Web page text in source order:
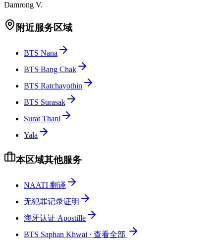
Damrong V.
附近服务区域
BTS Nana
BTS Bang Chak
BTS Ratchayothin
BTS Surasak
Surat Thani
Yala
本区域其他服务
NAATI 翻译
无犯罪记录证明
海牙认证 Apostille
BTS Saphan Khwai · 查看全部